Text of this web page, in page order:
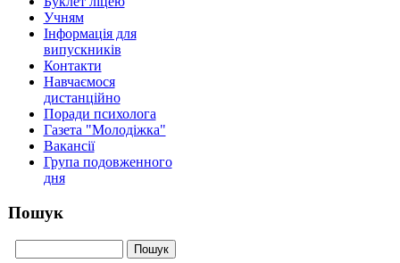
Учням
Інформація для
випускників
Контакти
Навчаємося
дистанційно
Поради психолога
Газета "Молодіжка"
Вакансії
Група подовженного
дня
Пошук